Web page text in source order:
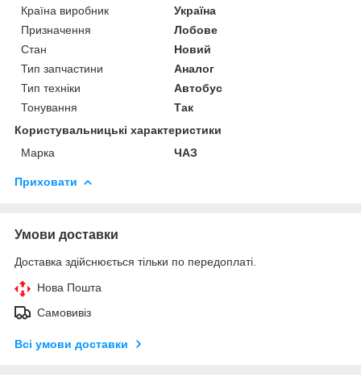
Країна виробник
Україна
Призначення
Лобове
Стан
Новий
Тип запчастини
Аналог
Тип техніки
Автобус
Тонування
Так
Користувальницькі характеристики
Марка
ЧАЗ
Приховати
Умови доставки
Доставка здійснюється тільки по передоплаті.
Нова Пошта
Самовивіз
Всі умови доставки